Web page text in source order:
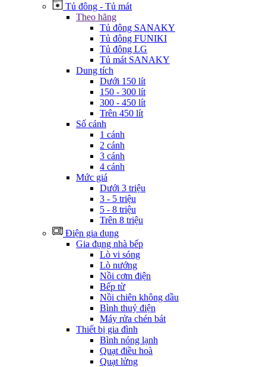
Tủ đông - Tủ mát
Theo hãng
Tủ đông SANAKY
Tủ đông FUNIKI
Tủ đông LG
Tủ mát SANAKY
Dung tích
Dưới 150 lít
150 - 300 lít
300 - 450 lít
Trên 450 lít
Số cánh
1 cánh
2 cánh
3 cánh
4 cánh
Mức giá
Dưới 3 triệu
3 - 5 triệu
5 - 8 triệu
Trên 8 triệu
Điện gia dụng
Gia đụng nhà bếp
Lò vi sóng
Lò nướng
Nồi cơm điện
Bếp từ
Nồi chiên không dầu
Bình thuỷ điện
Máy rửa chén bát
Thiết bị gia đình
Bình nóng lạnh
Quạt điều hoà
Quạt lửng